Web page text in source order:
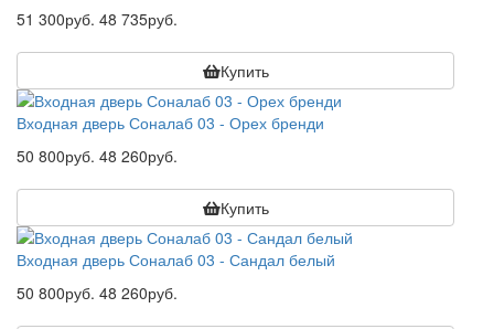
51 300руб. 48 735руб.
Купить
Входная дверь Соналаб 03 - Орех бренди
50 800руб. 48 260руб.
Купить
Входная дверь Соналаб 03 - Сандал белый
50 800руб. 48 260руб.